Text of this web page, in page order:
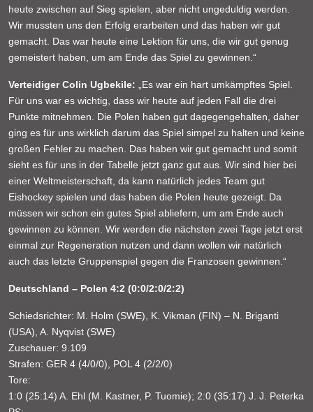
heute zwischen auf Sieg spielen, aber nicht ungeduldig werden.
Wir mussten uns den Erfolg erarbeiten und das haben wir gut
gemacht. Das war heute eine Lektion für uns, die wir gut genug
gemeistert haben, um am Ende das Spiel zu gewinnen.“
Verteidiger Colin Ugbekile:
„Es war ein hart umkämpftes Spiel.
Für uns war es wichtig, dass wir heute auf jeden Fall die drei
Punkte mitnehmen. Die Polen haben gut dagegengehalten, daher
ging es für uns wirklich darum das Spiel simpel zu halten und keine
großen Fehler zu machen. Das haben wir gut gemacht und somit
sieht es für uns in der Tabelle jetzt ganz gut aus. Wir sind hier bei
einer Weltmeisterschaft, da kann natürlich jedes Team gut
Eishockey spielen und das haben die Polen heute gezeigt. Da
müssen wir schon ein gutes Spiel abliefern, um am Ende auch
gewinnen zu können. Wir werden die nächsten zwei Tage jetzt erst
einmal zur Regeneration nutzen und dann wollen wir natürlich
auch das letzte Gruppenspiel gegen die Franzosen gewinnen.“
Deutschland – Polen 4:2 (0:0/2:0/2:2)
Schiedsrichter: M. Holm (SWE), K. Vikman (FIN) – N. Briganti
(USA), A. Nyqvist (SWE)
Zuschauer: 9.109
Strafen: GER 4 (4/0/0), POL 4 (2/2/0)
Tore:
1:0 (25:14) A. Ehl (M. Kastner, P. Tuomie); 2:0 (35:17) J. J. Peterka